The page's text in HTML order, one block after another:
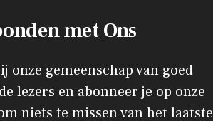
met Ons
onze gemeenschap van goed
lezers en abonneer je op onze
niets te missen van het laatste